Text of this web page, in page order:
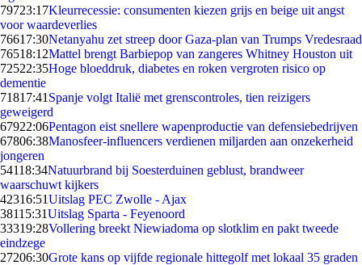
79723:17Kleurrecessie: consumenten kiezen grijs en beige uit angst
voor waardeverlies
76617:30Netanyahu zet streep door Gaza-plan van Trumps Vredesraad
76518:12Mattel brengt Barbiepop van zangeres Whitney Houston uit
72522:35Hoge bloeddruk, diabetes en roken vergroten risico op
dementie
71817:41 Spanje volgt Italië met grenscontroles, tien reizigers
geweigerd
67922:06Pentagon eist snellere wapenproductie van defensiebedrijven
67806:38Manosfeer-influencers verdienen miljarden aan onzekerheid
jongeren
54118:34Natuurbrand bij Soesterduinen geblust, brandweer
waarschuwt kijkers
42316:51Uitslag PEC Zwolle - Ajax
38115:31Uitslag Sparta - Feyenoord
33319:28Vollering breekt Niewiadoma op slotklim en pakt tweede
eindzege
27206:30Grote kans op vijfde regionale hittegolf met lokaal 35 graden